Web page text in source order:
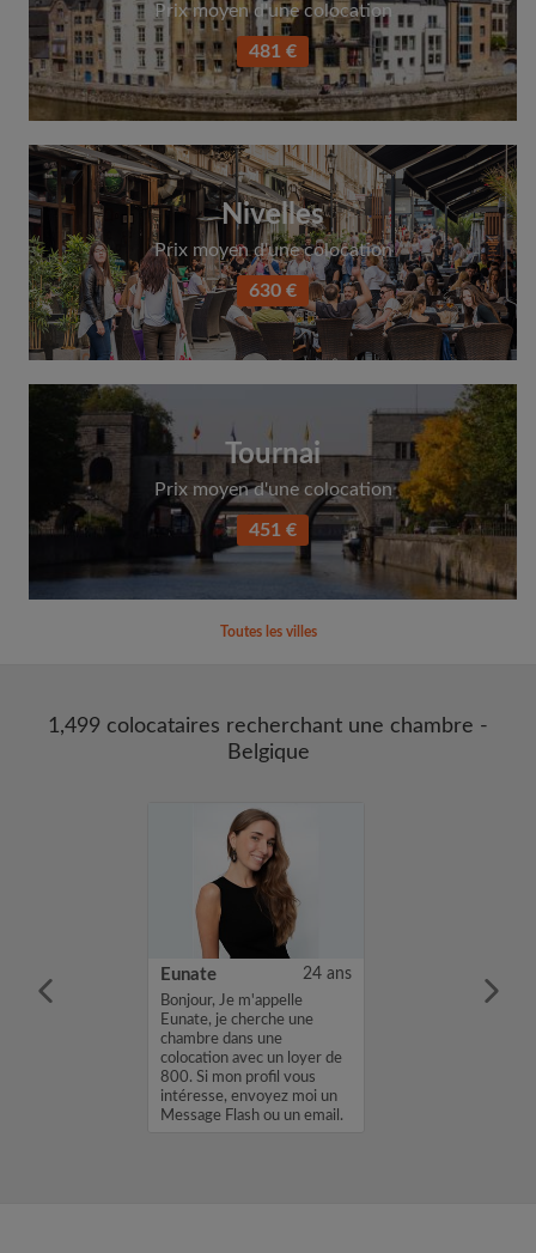
Prix moyen d'une colocation
481 €
Nivelles
Prix moyen d'une colocation
630 €
Tournai
Prix moyen d'une colocation
451 €
Toutes les villes
1,499 colocataires recherchant une chambre -
Belgique
Brice,
Eunate 24 ans
Bonjour, Je m'appelle
Eunate, je cherche une
chambre dans une
colocation avec un loyer de
800. Si mon profil vous
intéresse, envoyez moi un
Message Flash ou un email.